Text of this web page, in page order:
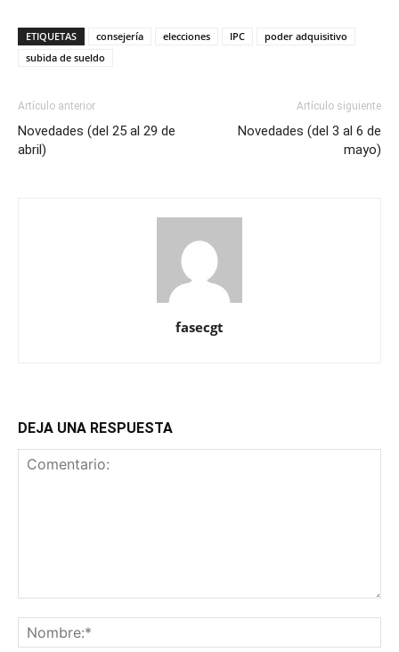
ETIQUETAS consejería elecciones IPC
poder adquisitivo
subida de sueldo
Artículo anterior
Novedades (del 25 al 29 de
abril)
Artículo siguiente
Novedades (del 3 al 6 de
mayo)
fasecgt
DEJA UNA RESPUESTA